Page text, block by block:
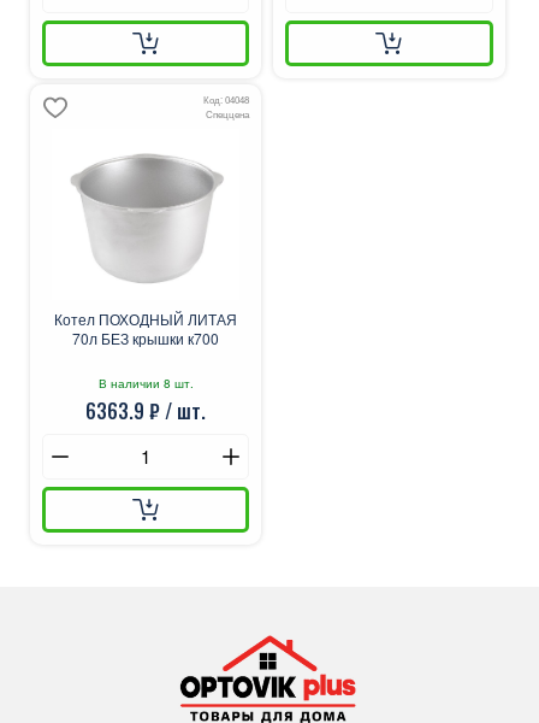
Код: 04048
Спеццена
Котел ПОХОДНЫЙ ЛИТАЯ
70л БЕЗ крышки к700
В наличии 8 шт.
6363.9 ₽ / шт.